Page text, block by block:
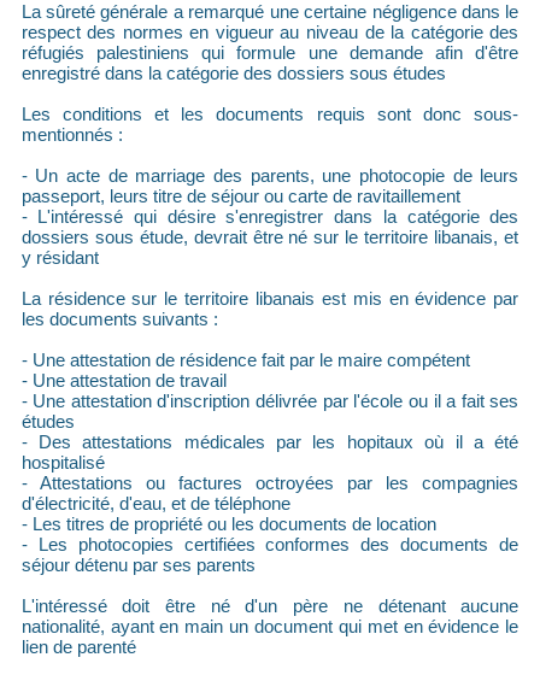
La sûreté générale a remarqué une certaine négligence dans le
respect des normes en vigueur au niveau de la catégorie des
réfugiés palestiniens qui formule une demande afin d'être
enregistré dans la catégorie des dossiers sous études
Les conditions et les documents requis sont donc sous-
mentionnés :
- Un acte de marriage des parents, une photocopie de leurs
passeport, leurs titre de séjour ou carte de ravitaillement
- L'intéressé qui désire s'enregistrer dans la catégorie des
dossiers sous étude, devrait être né sur le territoire libanais, et
y résidant
La résidence sur le territoire libanais est mis en évidence par
les documents suivants :
- Une attestation de résidence fait par le maire compétent
- Une attestation de travail
- Une attestation d'inscription délivrée par l'école ou il a fait ses
études
- Des attestations médicales par les hopitaux où il a été
hospitalisé
- Attestations ou factures octroyées par les compagnies
d'électricité, d'eau, et de téléphone
- Les titres de propriété ou les documents de location
- Les photocopies certifiées conformes des documents de
séjour détenu par ses parents
L'intéressé doit être né d'un père ne détenant aucune
nationalité, ayant en main un document qui met en évidence le
lien de parenté